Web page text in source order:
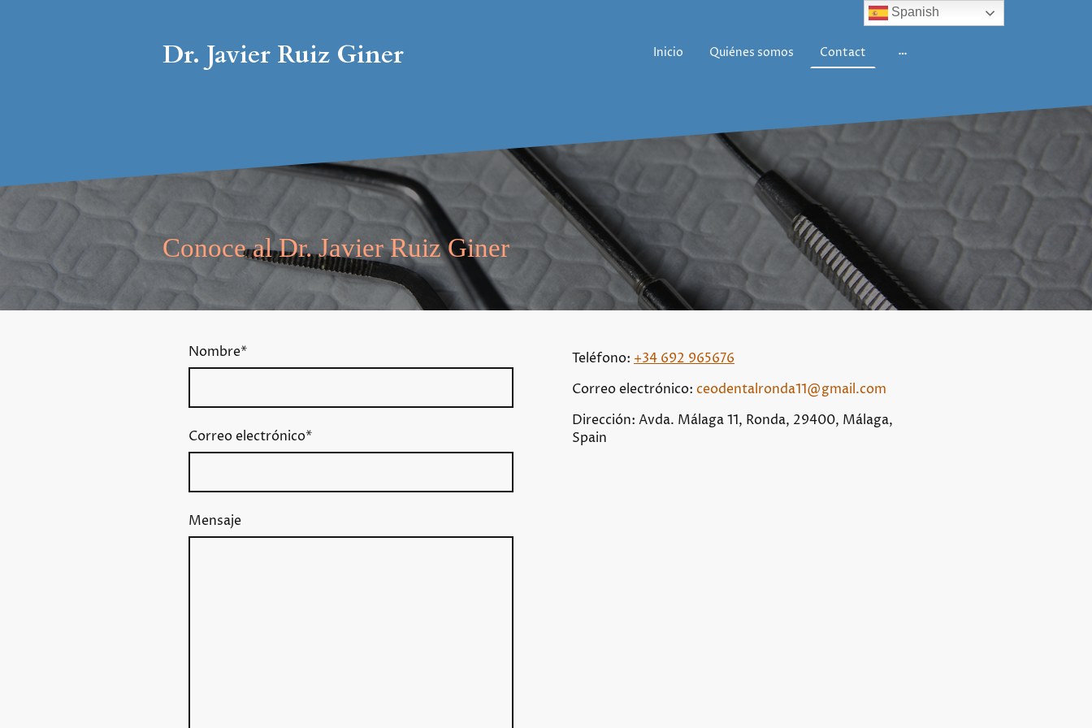
Dr. Javier Ruiz Giner Inicio Quiénes somos Contact
Conoce al Dr. Javier Ruiz Giner
Nombre*
Correo electrónico*
Mensaje
Teléfono: +34 692 965676
Correo electrónico: ceodentalronda11@gmail.com
Dirección: Avda. Málaga 11, Ronda, 29400, Málaga,
Spain
Spanish